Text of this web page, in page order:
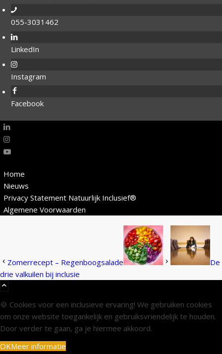
055-3031462
LinkedIn
Instagram
Facebook
Home
Nieuws
Privacy Statement Natuurlijk Inclusief®
Algemene Voorwaarden
Zomerrecept – Regenboogsalade
De
drie valkuilen bij inclusie
🍪 Cookies voor een inclusieve ervaring! We gebruiken cookies
om onze website toegankelijk en gebruiksvriendelijk te houden.
Door verder te gaan, ga je hiermee akkoord.
OKMeer informatie